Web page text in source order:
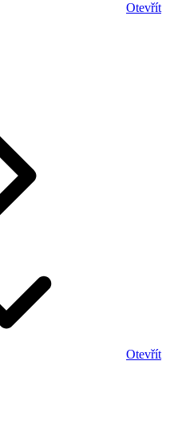
Otevřít
Otevřít